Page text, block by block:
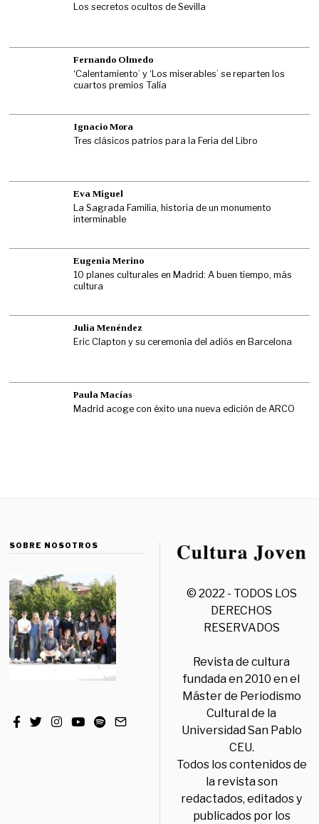
Los secretos ocultos de Sevilla
Fernando Olmedo
‘Calentamiento’ y ‘Los miserables’ se reparten los
cuartos premios Talía
Ignacio Mora
Tres clásicos patrios para la Feria del Libro
Eva Miguel
La Sagrada Familia, historia de un monumento
interminable
Eugenia Merino
10 planes culturales en Madrid: A buen tiempo, más
cultura
Julia Menéndez
Eric Clapton y su ceremonia del adiós en Barcelona
Paula Macías
Madrid acoge con éxito una nueva edición de ARCO
SOBRE NOSOTROS
© 2022 - TODOS LOS
DERECHOS
RESERVADOS
Revista de cultura
fundada en 2010 en el
Máster de Periodismo
Cultural de la
Universidad San Pablo
CEU.
Todos los contenidos de
la revista son
redactados, editados y
publicados por los